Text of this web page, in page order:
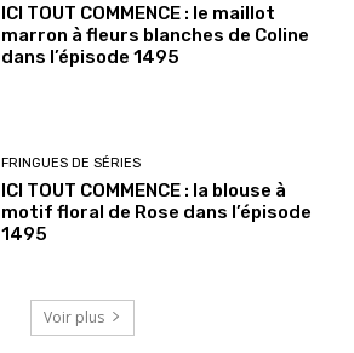
ICI TOUT COMMENCE : le maillot
marron à fleurs blanches de Coline
dans l’épisode 1495
FRINGUES DE SÉRIES
ICI TOUT COMMENCE : la blouse à
motif floral de Rose dans l’épisode
1495
Voir plus